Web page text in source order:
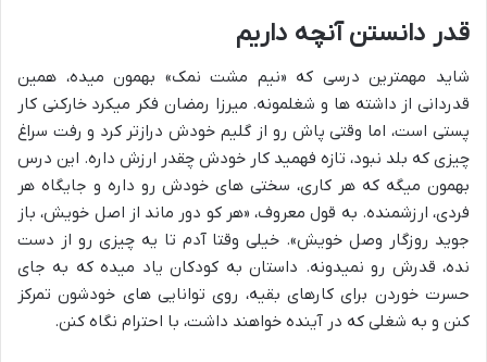
قدر دانستن آنچه داریم
شاید مهمترین درسی که «نیم مشت نمک» بهمون میده، همین
قدردانی از داشته ها و شغلمونه. میرزا رمضان فکر میکرد خارکنی کار
پستی است، اما وقتی پاش رو از گلیم خودش درازتر کرد و رفت سراغ
چیزی که بلد نبود، تازه فهمید کار خودش چقدر ارزش داره. این درس
بهمون میگه که هر کاری، سختی های خودش رو داره و جایگاه هر
فردی، ارزشمنده. به قول معروف، «هر کو دور ماند از اصل خویش، باز
جوید روزگار وصل خویش». خیلی وقتا آدم تا یه چیزی رو از دست
نده، قدرش رو نمیدونه. داستان به کودکان یاد میده که به جای
حسرت خوردن برای کارهای بقیه، روی توانایی های خودشون تمرکز
کنن و به شغلی که در آینده خواهند داشت، با احترام نگاه کنن.